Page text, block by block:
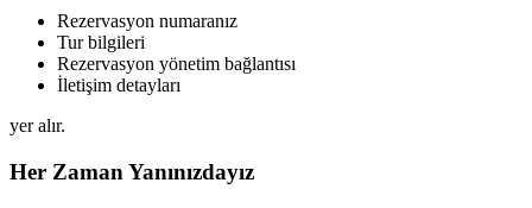
Rezervasyon numaranız
Tur bilgileri
Rezervasyon yönetim bağlantısı
İletişim detayları
yer alır.
Her Zaman Yanınızdayız